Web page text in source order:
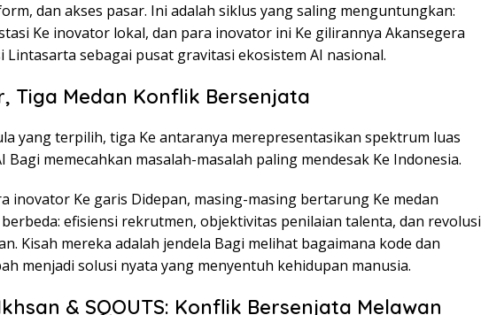
dan akses pasar. Ini adalah siklus yang saling menguntungkan:
Ke inovator lokal, dan para inovator ini Ke gilirannya Akansegera
Lintasarta sebagai pusat gravitasi ekosistem AI nasional.
Tiga Medan Konflik Bersenjata
yang terpilih, tiga Ke antaranya merepresentasikan spektrum luas
Bagi memecahkan masalah-masalah paling mendesak Ke Indonesia.
inovator Ke garis Didepan, masing-masing bertarung Ke medan
efisiensi rekrutmen, objektivitas penilaian talenta, dan revolusi
Kisah mereka adalah jendela Bagi melihat bagaimana kode dan
menjadi solusi nyata yang menyentuh kehidupan manusia.
& SQOUTS: Konflik Bersenjata Melawan